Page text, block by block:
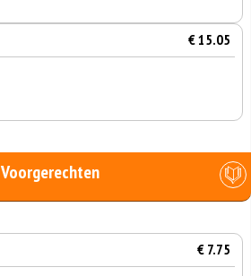
€ 15.05
Voorgerechten
€ 7.75